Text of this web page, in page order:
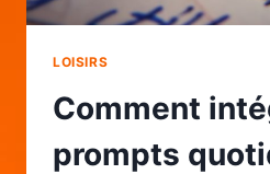
LOISIRS
Comment
prompts